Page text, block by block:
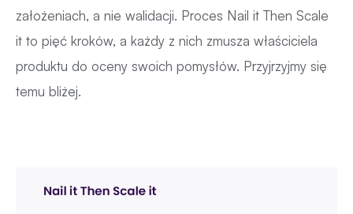
założeniach, a nie walidacji. Proces Nail it Then Scale
it to pięć kroków, a każdy z nich zmusza właściciela
produktu do oceny swoich pomysłów. Przyjrzyjmy się
temu bliżej.